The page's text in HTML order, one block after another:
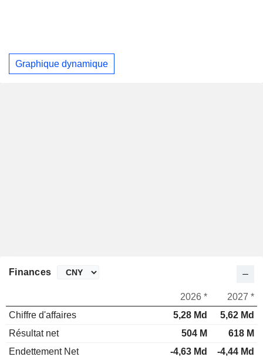
Graphique dynamique
Finances
2026 *
2027 *
Chiffre d'affaires
5,28 Md
5,62 Md
Résultat net
504 M
618 M
Endettement Net
-4,63 Md -4,44 Md